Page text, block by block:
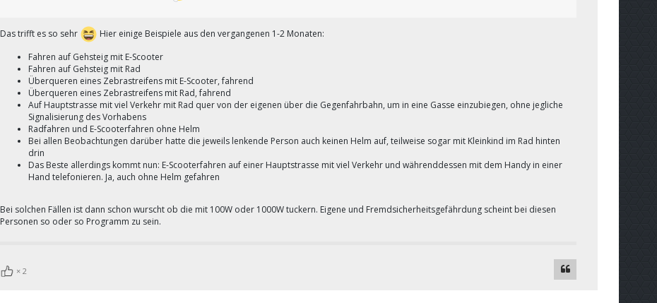
Das trifft es so sehr
Hier einige Beispiele aus den vergangenen 1-2 Monaten:
Fahren auf Gehsteig mit E-Scooter
Fahren auf Gehsteig mit Rad
Überqueren eines Zebrastreifens mit E-Scooter, fahrend
Überqueren eines Zebrastreifens mit Rad, fahrend
Auf Hauptstrasse mit viel Verkehr mit Rad quer von der eigenen über die Gegenfahrbahn, um in eine Gasse einzubiegen, ohne jegliche
Signalisierung des Vorhabens
Radfahren und E-Scooterfahren ohne Helm
Bei allen Beobachtungen darüber hatte die jeweils lenkende Person auch keinen Helm auf, teilweise sogar mit Kleinkind im Rad hinten
drin
Das Beste allerdings kommt nun: E-Scooterfahren auf einer Hauptstrasse mit viel Verkehr und währenddessen mit dem Handy in einer
Hand telefonieren. Ja, auch ohne Helm gefahren
Bei solchen Fällen ist dann schon wurscht ob die mit 100W oder 1000W tuckern. Eigene und Fremdsicherheitsgefährdung scheint bei diesen
Personen so oder so Programm zu sein.
2